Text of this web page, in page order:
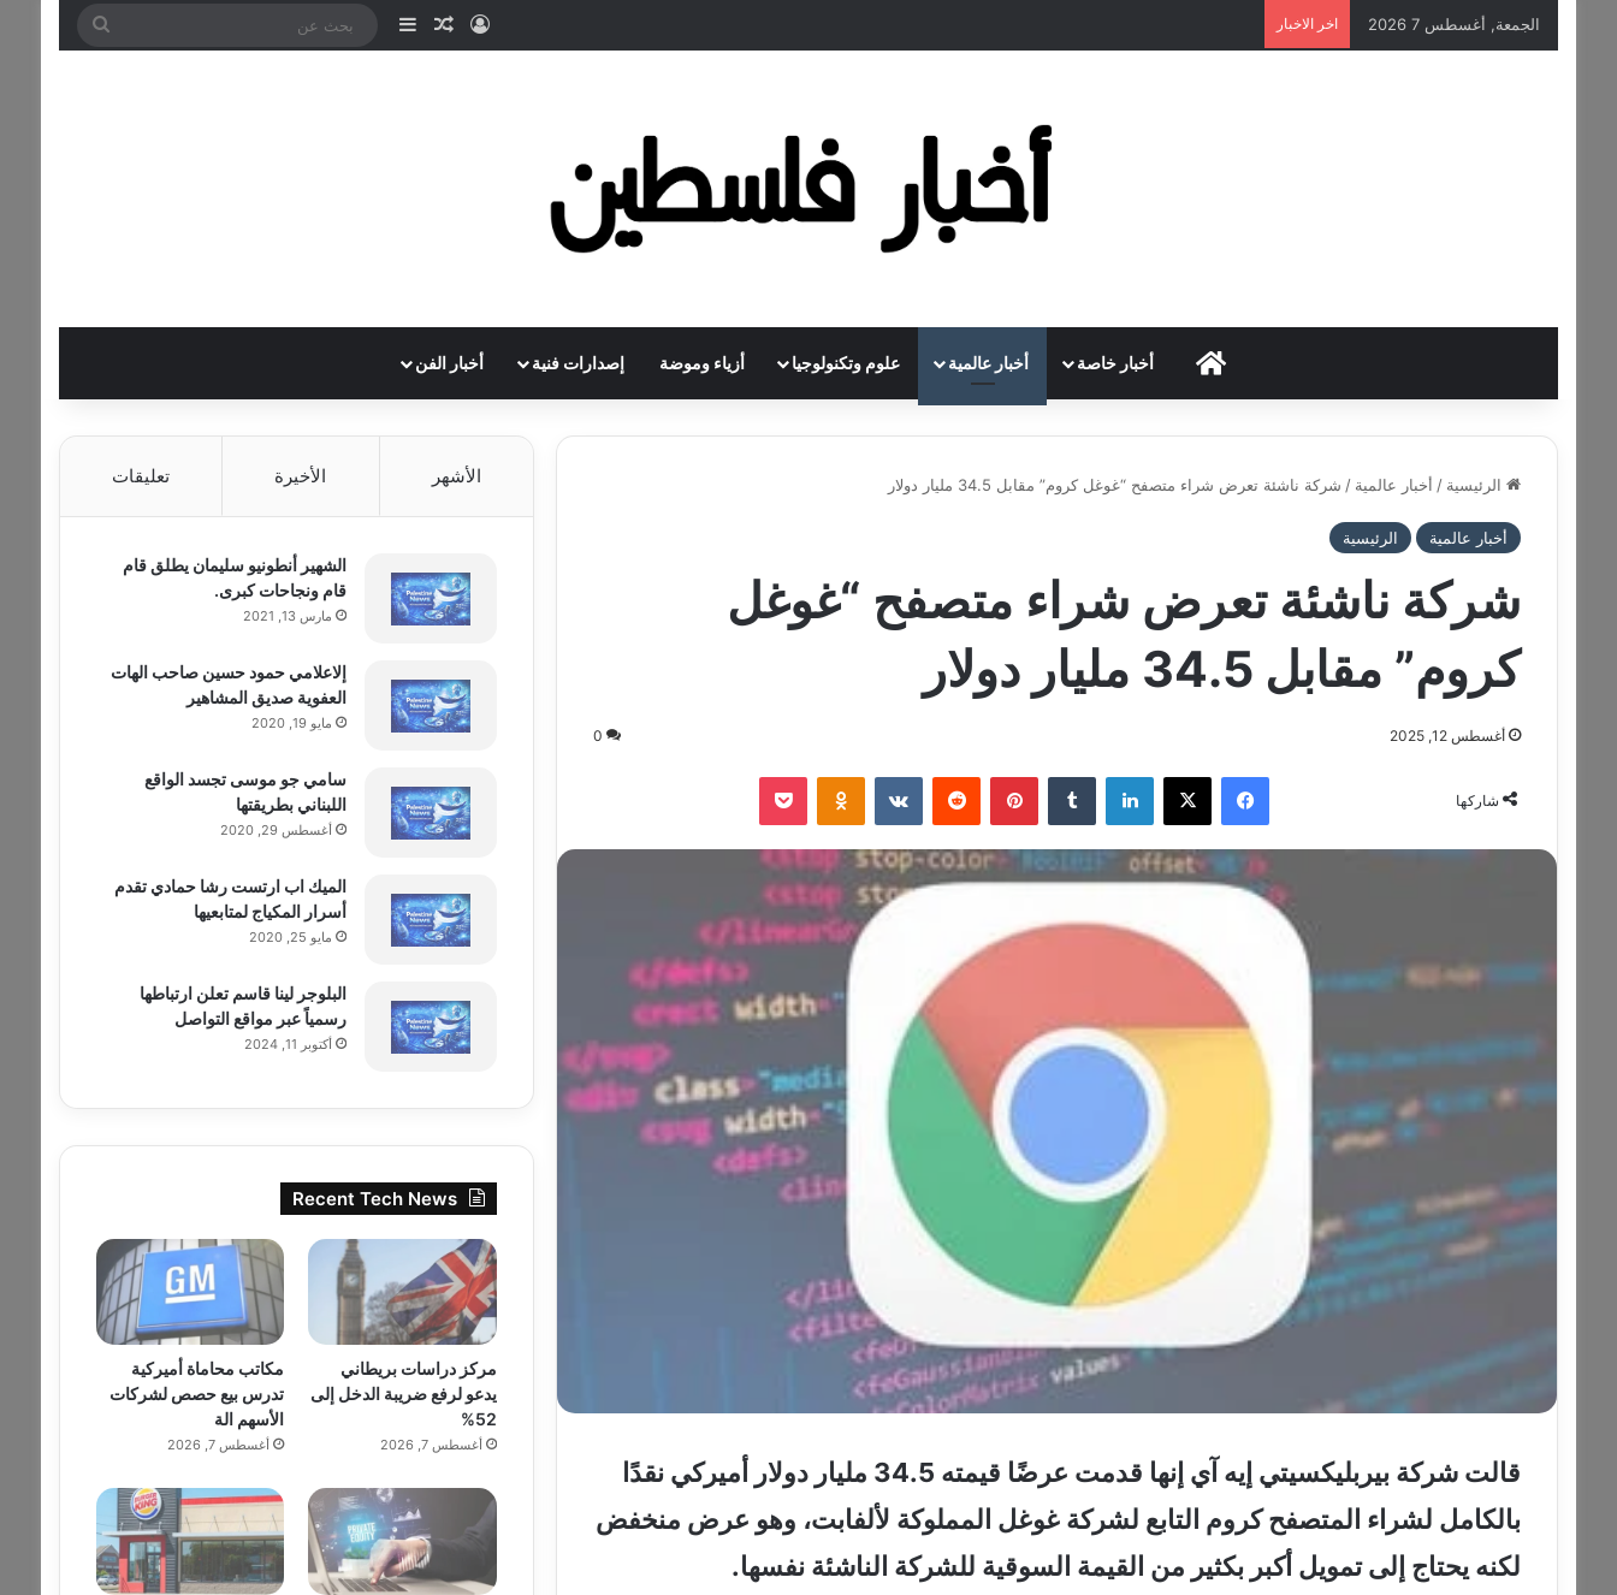
الجمعة, أغسطس 7 2026 اخر الاخبار تسجيل الدخول
مقال عشوائي
إضافة عمود جانبي
HOMEأخبار خاصة أخبار عالمية علوم وتكنولوجيا أزياء وموضة إصدارات فنية أخبار الفن
الرئيسية / أخبار عالمية / شركة ناشئة تعرض شراء متصفح “غوغل كروم” مقابل 34.5 مليار دولار
أخبار عالمية الرئيسية
شركة ناشئة تعرض شراء متصفح “غوغل
كروم” مقابل 34.5 مليار دولار
أغسطس 12, 2025 0
شاركها
فيسبوك ‫X لينكدإن ‏Tumblr بينتيريست ‏Reddit
‏VKontakte
Odnoklassniki
‫Pocket
قالت شركة بيربليكسيتي إيه آي إنها قدمت عرضًا قيمته 34.5 مليار دولار أميركي نقدًا
بالكامل لشراء المتصفح كروم التابع لشركة غوغل المملوكة لألفابت، وهو عرض منخفض
لكنه يحتاج إلى تمويل أكبر بكثير من القيمة السوقية للشركة الناشئة نفسها.
الأشهر الأخيرة تعليقات
الشهير أنطونيو سليمان يطلق قام
قام ونجاحات كبرى.
مارس 13, 2021
إلاعلامي حمود حسين صاحب الهات
العفوية صديق المشاهير
مايو 19, 2020
سامي جو موسى تجسد الواقع
اللبناني بطريقتها
أغسطس 29, 2020
الميك اب ارتست رشا حمادي تقدم
أسرار المكياج لمتابعيها
مايو 25, 2020
البلوجر لينا قاسم تعلن ارتباطها
رسمياً عبر مواقع التواصل
أكتوبر 11, 2024
Recent Tech News
مركز دراسات بريطاني
يدعو لرفع ضريبة الدخل إلى
52%
أغسطس 7, 2026
مكاتب محاماة أميركية
تدرس بيع حصص لشركات
الأسهم الة
أغسطس 7, 2026